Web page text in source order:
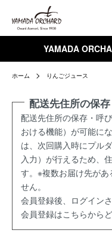
YAMADA
ホーム りんごジュース
配送先住所の保
配送先住所の保存・呼
おける機能）が可能に
は、次回購入時にプル
入力）が行えるため、
す。※複数お届け先が
せん。
会員登録後、ログイン
会員登録はこちらから